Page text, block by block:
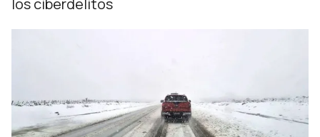
los ciberdelitos